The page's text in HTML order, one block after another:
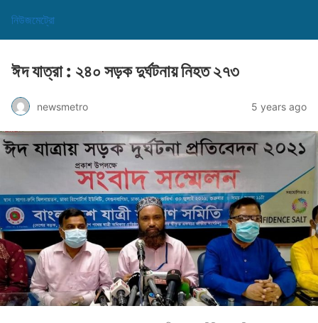
নিউজমেট্রো
ঈদ যাত্রা : ২৪০ সড়ক দুর্ঘটনায় নিহত ২৭৩
newsmetro 5 years ago